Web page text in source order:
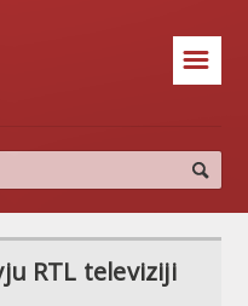
☰
RTL televiziji